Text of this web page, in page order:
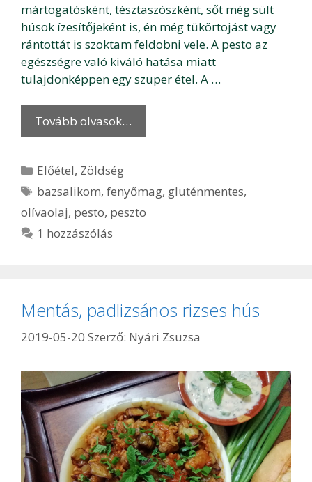
mártogatósként, tésztaszószként, sőt még sült
húsok ízesítőjeként is, én még tükörtojást vagy
rántottát is szoktam feldobni vele. A pesto az
egészségre való kiváló hatása miatt
tulajdonképpen egy szuper étel. A …
Tovább olvasok…
Kategória
Előétel, Zöldség
Címkék
bazsalikom,fenyőmag, gluténmentes,
olívaolaj, pesto, peszto
1 hozzászólás
Mentás, padlizsános rizses hús
2019-05-20 Szerző: Nyári Zsuzsa